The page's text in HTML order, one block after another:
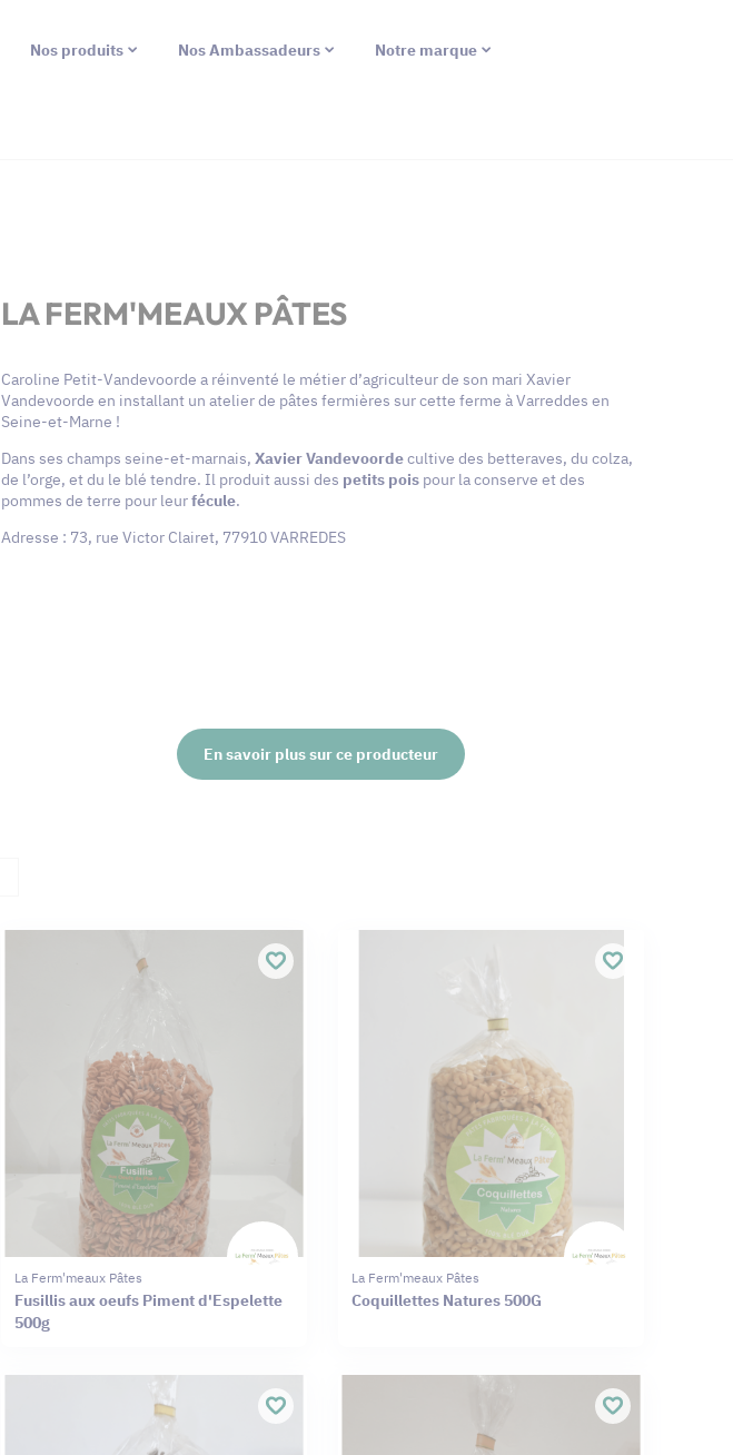
Nos produits Nos Ambassadeurs Notre marque
LA FERM'MEAUX PÂTES
Caroline Petit-Vandevoorde a réinventé le métier d’agriculteur de son mari Xavier
Vandevoorde en installant un atelier de pâtes fermières sur cette ferme à Varreddes en
Seine-et-Marne !
Dans ses champs seine-et-marnais, Xavier Vandevoordecultive des betteraves, du colza,
de l’orge, et du le blé tendre. Il produit aussi des petits pois pour la conserve et des
pommes de terre pour leurfécule.
Adresse : 73, rue Victor Clairet, 77910 VARREDES
En savoir plus sur ce producteur
La Ferm'meaux Pâtes
Fusillis aux oeufs Piment d'Espelette
500g
La Ferm'meaux Pâtes
Coquillettes Natures 500G